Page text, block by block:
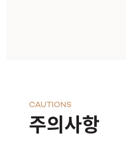
주의사항
CAUTIONS